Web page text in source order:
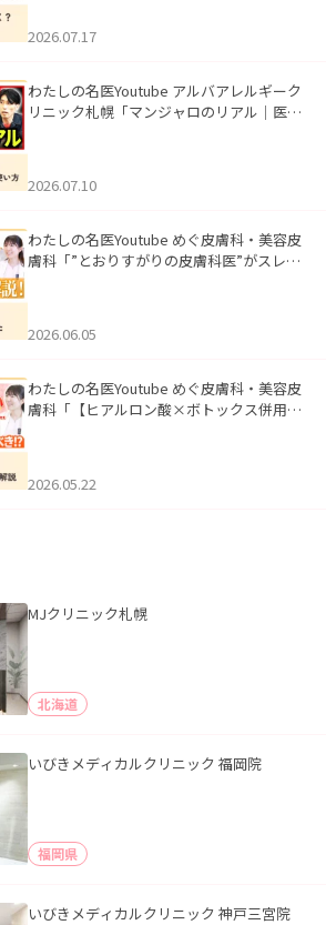
2026.07.17
わたしの名医Youtube アルバアレルギーク
リニック札幌「マンジャロのリアル｜医師
2026.07.10
わたしの名医Youtube めぐ皮膚科・美容皮
膚科「”とおりすがりの皮膚科医”がスレッ
2026.06.05
わたしの名医Youtube めぐ皮膚科・美容皮
膚科「【ヒアルロン酸×ボトックス併用】
2026.05.22
MJクリニック札幌
北海道
いびきメディカルクリニック 福岡院
福岡県
いびきメディカルクリニック 神戸三宮院